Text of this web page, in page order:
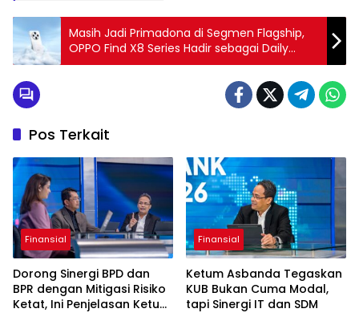
Masih Jadi Primadona di Segmen Flagship,
OPPO Find X8 Series Hadir sebagai Daily
Driver Profesional dan Content Creator
Pos Terkait
Finansial
Dorong Sinergi BPD dan
BPR dengan Mitigasi Risiko
Ketat, Ini Penjelasan Ketum
Finansial
Ketum Asbanda Tegaskan
KUB Bukan Cuma Modal,
tapi Sinergi IT dan SDM